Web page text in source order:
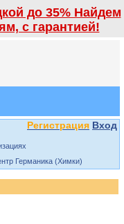
до 35% Найдем
с гарантией!
Регистрация Вход
Германика (Химки)